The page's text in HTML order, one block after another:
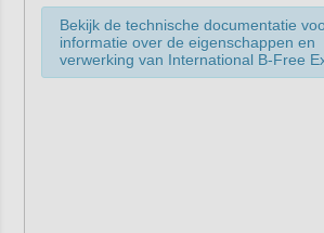
Bekijk de technische documentatie
informatie over de eigenschappen en
verwerking van International B-Free